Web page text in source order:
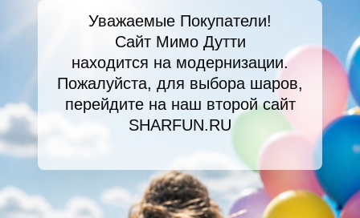
Уважаемые Покупатели!
Сайт Мимо Дутти
находится на модернизации.
Пожалуйста, для выбора шаров,
перейдите на наш второй сайт
SHARFUN.RU